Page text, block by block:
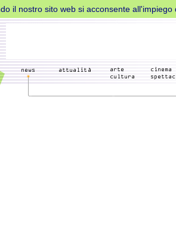
il nostro sito web si acconsente